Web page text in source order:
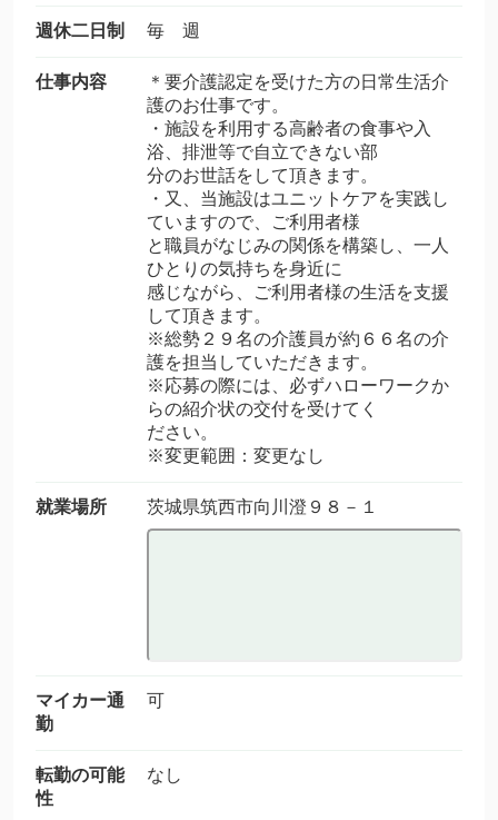
週休二日制 毎 週
仕事内容
＊要介護認定を受けた方の日常生活介
護のお仕事です。
・施設を利用する高齢者の食事や入
浴、排泄等で自立できない部
分のお世話をして頂きます。
・又、当施設はユニットケアを実践し
ていますので、ご利用者様
と職員がなじみの関係を構築し、一人
ひとりの気持ちを身近に
感じながら、ご利用者様の生活を支援
して頂きます。
※総勢２９名の介護員が約６６名の介
護を担当していただきます。
※応募の際には、必ずハローワークか
らの紹介状の交付を受けてく
ださい。
※変更範囲：変更なし
就業場所 茨城県筑西市向川澄９８－１
マイカー通
勤
可
転勤の可能
性
なし